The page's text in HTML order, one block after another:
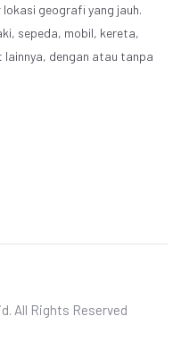
geografi yang jauh.
sepeda, mobil, kereta,
dengan atau tanpa
All Rights Reserved